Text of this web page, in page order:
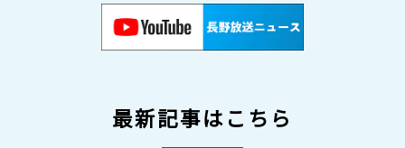
最新記事はこちら